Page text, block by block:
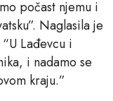
počast njemu i
Naglasila je
Lađevcu i
i nadamo se
kraju.”